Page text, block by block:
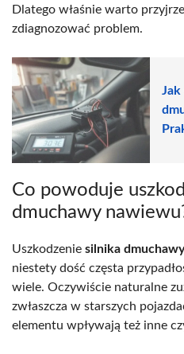
Dlatego właśnie warto
zdiagnozować problem.
Jak
Co powoduje
dmuchawy
Uszkodzenie silnika
niestety dość częsta
wiele. Oczywiście naturalne
zwłaszcza w starszych
elementu wpływają też inne